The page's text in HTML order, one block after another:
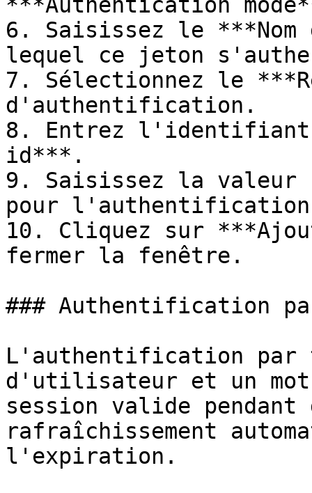
6. Saisissez le
lequel ce jeton
7. Sélectionnez le
d'authentification.
8. Entrez l'identifiant
id***.
9. Saisissez la
pour
10. Cliquez sur
fermer la fenêtre.
### Authentification
L'authentification par
d'utilisateur et un mot
session valide pendant
rafraîchissement
l'expiration.